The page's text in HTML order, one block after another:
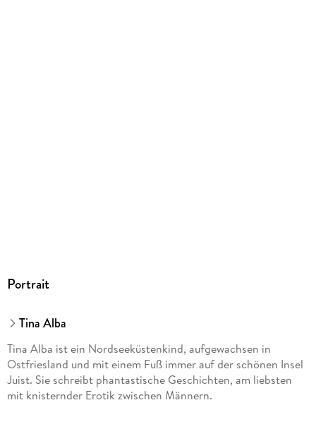
Portrait
Tina Alba
Tina Alba ist ein Nordseeküstenkind, aufgewachsen in
Ostfriesland und mit einem Fuß immer auf der schönen Insel
Juist. Sie schreibt phantastische Geschichten, am liebsten
mit knisternder Erotik zwischen Männern.